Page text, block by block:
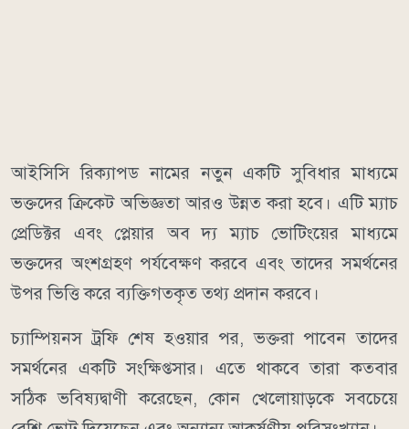
আইসিসি রিক্যাপড নামের নতুন একটি সুবিধার মাধ্যমে
ভক্তদের ক্রিকেট অভিজ্ঞতা আরও উন্নত করা হবে। এটি ম্যাচ
প্রেডিক্টর এবং প্লেয়ার অব দ্য ম্যাচ ভোটিংয়ের মাধ্যমে
ভক্তদের অংশগ্রহণ পর্যবেক্ষণ করবে এবং তাদের সমর্থনের
উপর ভিত্তি করে ব্যক্তিগতকৃত তথ্য প্রদান করবে।
চ্যাম্পিয়নস ট্রফি শেষ হওয়ার পর, ভক্তরা পাবেন তাদের
সমর্থনের একটি সংক্ষিপ্তসার। এতে থাকবে তারা কতবার
সঠিক ভবিষ্যদ্বাণী করেছেন, কোন খেলোয়াড়কে সবচেয়ে